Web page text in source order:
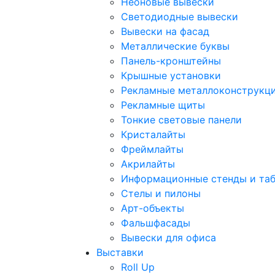
Светодиодные вывески
Вывески на фасад
Металлические буквы
Панель-кронштейны
Крышные установки
Рекламные
Рекламные щиты
Тонкие световые панели
Кристалайты
Фреймлайты
Акрилайты
Информационные стенды и
Стелы и пилоны
Арт-объекты
Фальшфасады
Вывески для офиса
Выставки
Roll Up